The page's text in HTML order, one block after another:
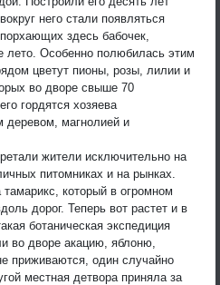
него стали появляться
здесь бабочек,
лето. Особенно полюбилась этим
цветут пионы, розы, лилии и
во дворе свыше 70
гордятся хозяева
магнолией и
жители исключительно на
питомниках и на рынках.
который в огромном
дорог. Теперь вот растет и в
ботаническая экспедиция
во дворе акацию, яблоню,
приживаются, один случайно
местная детвора приняла за